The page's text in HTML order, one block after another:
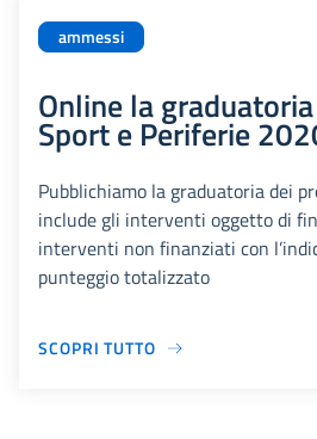
ammessi
Online la
Sport e Periferie
Pubblichiamo la graduatoria dei
include gli interventi oggetto di
interventi non finanziati con
punteggio totalizzato
SCOPRI TUTTO